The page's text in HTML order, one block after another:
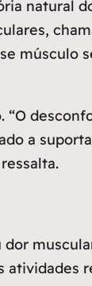
natural
músculo
“O
a
dor
atividades